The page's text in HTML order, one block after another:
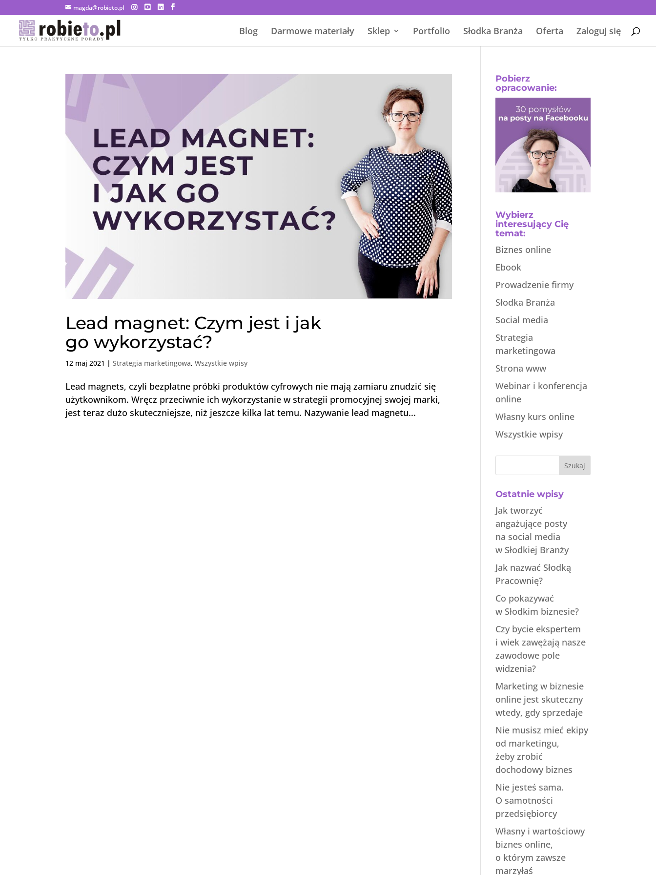
magda@robieto.pl
Blog Darmowe materiały Sklep Portfolio Słodka Branża Oferta Zaloguj się
Lead magnet: Czym jest i jak
go wykorzystać?
12 maj 2021 |Strategia marketingowa,Wszystkie wpisy
Lead magnets, czyli bezpłatne próbki produktów cyfrowych nie mają zamiaru znudzić się
użytkownikom. Wręcz przeciwnie ich wykorzystanie w strategii promocyjnej swojej marki,
jest teraz dużo skuteczniejsze, niż jeszcze kilka lat temu. Nazywanie lead magnetu...
Pobierz
opracowanie:
Wybierz
interesujący Cię
temat:
Biznes online
Ebook
Prowadzenie firmy
Słodka Branża
Social media
Strategia
marketingowa
Strona www
Webinar i konferencja
online
Własny kurs online
Wszystkie wpisy
Szukaj
Ostatnie wpisy
Jak tworzyć
angażujące posty
na social media
w Słodkiej Branży
Jak nazwać Słodką
Pracownię?
Co pokazywać
w Słodkim biznesie?
Czy bycie ekspertem
i wiek zawężają nasze
zawodowe pole
widzenia?
Marketing w biznesie
online jest skuteczny
wtedy, gdy sprzedaje
Nie musisz mieć ekipy
od marketingu,
żeby zrobić
dochodowy biznes
Nie jesteś sama.
O samotności
przedsiębiorcy
Własny i wartościowy
biznes online,
o którym zawsze
marzyłaś